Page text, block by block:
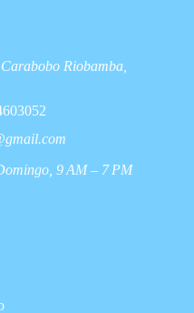
Riobamba,
9 AM – 7 PM